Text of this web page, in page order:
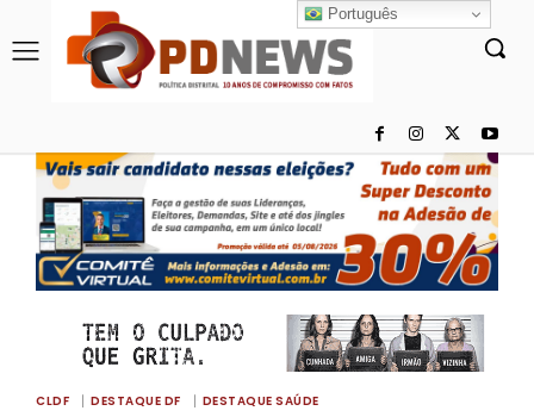
CLDF DESTAQUE DF DESTAQUE SAÚDE
Português